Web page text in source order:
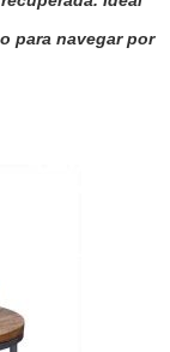
para navegar por